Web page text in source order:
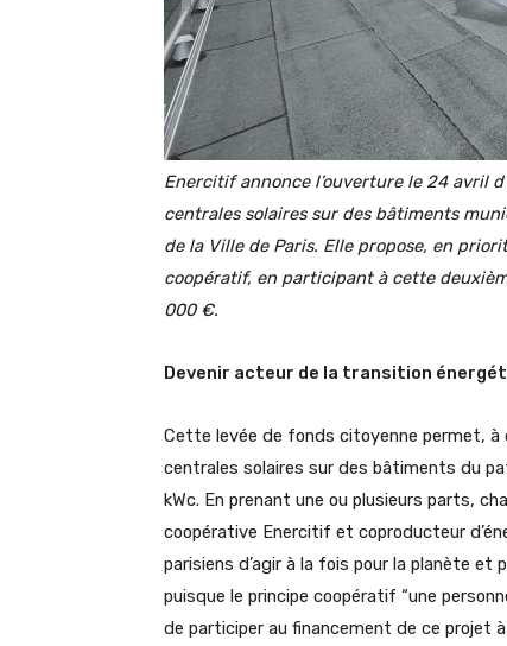
Enercitif annonce l’ouverture le 24 avril
centrales solaires sur des bâtiments
de la Ville de Paris. Elle propose, en
coopératif, en participant à cette
000 €.
Devenir acteur de la transition
Cette levée de fonds citoyenne permet, à
centrales solaires sur des bâtiments du
kWc. En prenant une ou plusieurs parts,
coopérative Enercitif et coproducteur
parisiens d’agir à la fois pour la planète et
puisque le principe coopératif “une
de participer au financement de ce projet